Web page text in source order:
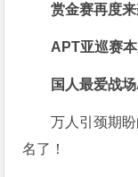
赏金赛再度来
APT亚巡赛
国人最爱战场
万人引颈期
名了！